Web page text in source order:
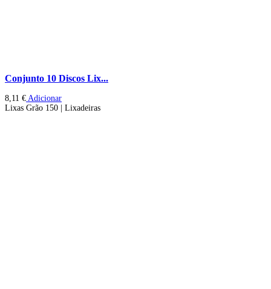
Conjunto 10 Discos Lix...
8,11 € Adicionar
Lixas Grão 150 | Lixadeiras